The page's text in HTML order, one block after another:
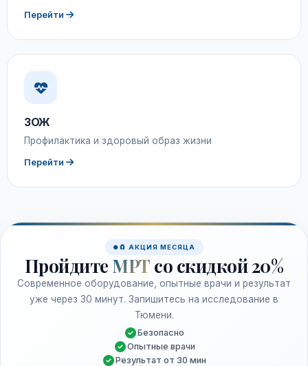
Перейти
ЗОЖ
Профилактика и здоровый образ жизни
Перейти
🧲 АКЦИЯ МЕСЯЦА
Пройдите МРТ со скидкой 20%
Современное оборудование, опытные врачи и результат
уже через 30 минут. Запишитесь на исследование в
Тюмени.
Безопасно
Опытные врачи
Результат от 30 мин